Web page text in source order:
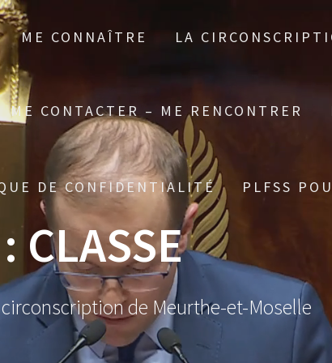
ME CONNAÎTRE LA
ME CONTACTER – ME RENCONTRER
DE CONFIDENTIALITÉ PLFSS
:CLASSE
de Meurthe-et-Moselle